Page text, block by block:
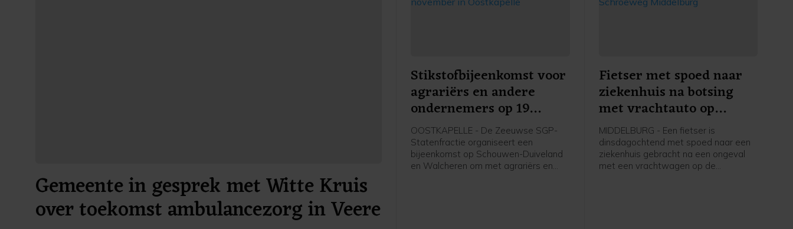
Gemeente in gesprek met Witte Kruis
over toekomst ambulancezorg in Veere
Stikstofbijeenkomst voor
agrariërs en andere
ondernemers op 19
november in Oostkapelle
OOSTKAPELLE - De Zeeuwse SGP-
Statenfractie organiseert een
bijeenkomst op Schouwen-Duiveland
en Walcheren om met agrariërs en
Fietser met spoed naar
ziekenhuis na botsing
met vrachtauto op
Schroeweg Middelburg
MIDDELBURG - Een fietser is
dinsdagochtend met spoed naar een
ziekenhuis gebracht na een ongeval
met een vrachtwagen op de